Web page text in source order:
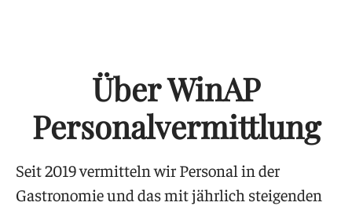
Über WinAP
Personalvermittlung
Seit 2019 vermitteln wir Personal in der
Gastronomie und das mit jährlich steigenden